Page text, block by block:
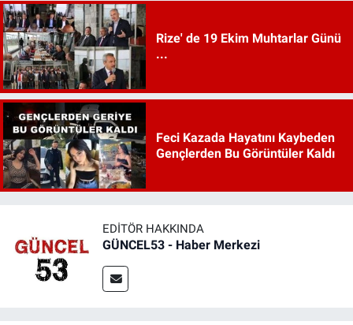
Rize' de 19 Ekim Muhtarlar Günü
...
Feci Kazada Hayatını Kaybeden
Gençlerden Bu Görüntüler Kaldı
EDITÖR HAKKINDA
GÜNCEL53 - Haber Merkezi